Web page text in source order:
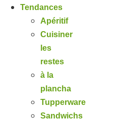
Tendances
Apéritif
Cuisiner
les
restes
à la
plancha
Tupperware
Sandwichs